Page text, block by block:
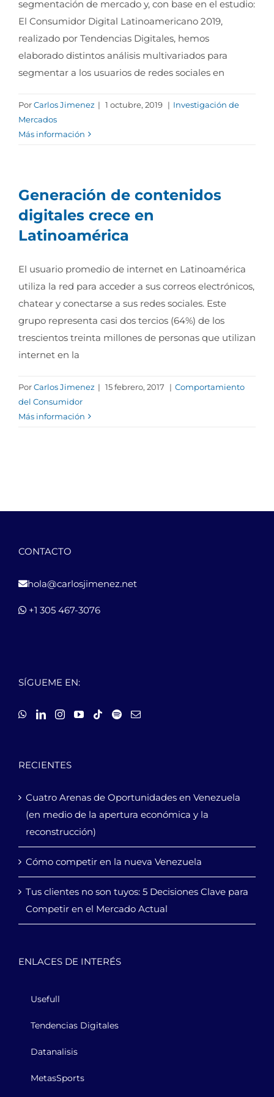
segmentación de mercado y, con base en el estudio:
El Consumidor Digital Latinoamericano 2019,
realizado por Tendencias Digitales, hemos
elaborado distintos análisis multivariados para
segmentar a los usuarios de redes sociales en
PorCarlos Jimenez | 1 octubre, 2019 | Investigación de
Mercados
Más información
Generación de contenidos
digitales crece en
Latinoamérica
El usuario promedio de internet en Latinoamérica
utiliza la red para acceder a sus correos electrónicos,
chatear y conectarse a sus redes sociales. Este
grupo representa casi dos tercios (64%) de los
trescientos treinta millones de personas que utilizan
internet en la
PorCarlos Jimenez | 15 febrero, 2017 | Comportamiento
del Consumidor
Más información
CONTACTO
hola@carlosjimenez.net
+1 305 467-3076
SÍGUEME EN:
RECIENTES
Cuatro Arenas de Oportunidades en Venezuela
(en medio de la apertura económica y la
reconstrucción)
Cómo competir en la nueva Venezuela
Tus clientes no son tuyos: 5 Decisiones Clave para
Competir en el Mercado Actual
ENLACES DE INTERÉS
Usefull
Tendencias Digitales
Datanalisis
MetasSports